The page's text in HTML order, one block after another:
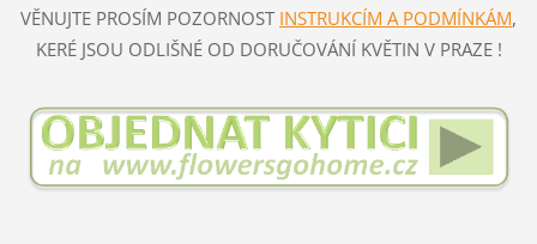
VĚNUJTE PROSÍM POZORNOST INSTRUKCÍM A PODMÍNKÁM,
KERÉ JSOU ODLIŠNÉ OD DORUČOVÁNÍ KVĚTIN V PRAZE !